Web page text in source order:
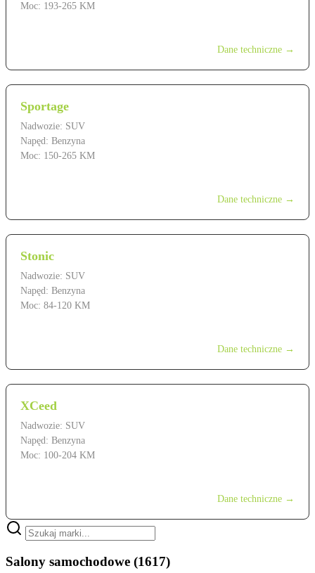
Moc: 193-265 KM
Dane techniczne →
Sportage
Nadwozie: SUV
Napęd: Benzyna
Moc: 150-265 KM
Dane techniczne →
Stonic
Nadwozie: SUV
Napęd: Benzyna
Moc: 84-120 KM
Dane techniczne →
XCeed
Nadwozie: SUV
Napęd: Benzyna
Moc: 100-204 KM
Dane techniczne →
Salony samochodowe (1617)